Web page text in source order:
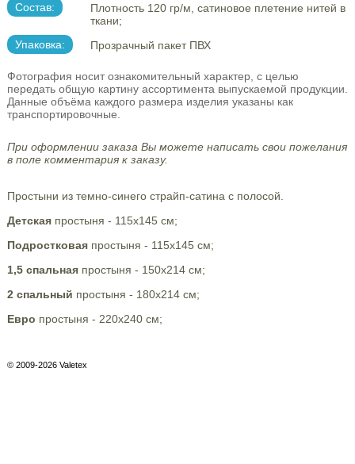
Состав:
Плотность 120 гр/м, сатиновое плетение нитей в
ткани;
Упаковка:
Прозрачный пакет ПВХ
Фотография носит ознакомительный характер, с целью
передать общую картину ассортимента выпускаемой продукции.
Данные объёма каждого размера изделия указаны как
транспортировочные.
При оформлении заказа Вы можете написать свои пожелания
в поле комментария к заказу.
Простыни из темно-синего страйп-сатина с полосой.
Детскаяпростыня - 115х145 см;
Подростковаяпростыня - 115х145 см;
1,5 спальнаяпростыня - 150х214 см;
2 спальный простыня - 180х214 см;
Евро простыня - 220х240 см;
© 2009-2026 Valetex